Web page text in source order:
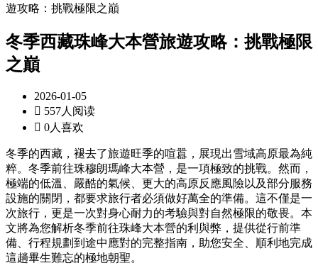
遊攻略：挑戰極限之巔
冬季西藏珠峰大本營旅遊攻略：挑戰極限
之巔
2026-01-05
 557人阅读
 0人喜欢
冬季的西藏，褪去了旅遊旺季的喧囂，展現出雪域高原最為純
粹。冬季前往珠穆朗瑪峰大本營，是一項極致的挑戰。然而，
極端的低溫、嚴酷的氣候、更大的高原反應風險以及部分服務
設施的關閉，都要求旅行者必須做好萬全的準備。這不僅是一
次旅行，更是一次對身心耐力的考驗與對自然極限的敬畏。本
文將為您解析冬季前往珠峰大本營的利與弊，提供從行前準
備、行程規劃到途中應對的完整指南，助您安全、順利地完成
這趟畢生難忘的極地朝聖。